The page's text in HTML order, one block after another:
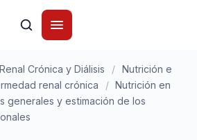
Crónica y Diálisis / Nutrición e
renal crónica
/ Nutrición en
generales y estimación de los